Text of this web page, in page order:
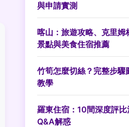
與申請實測
喀山：旅遊攻略、克里姆
景點與美食住宿推薦
竹筍怎麼切絲？完整步驟
教學
羅東住宿：10間深度評
Q&A解惑